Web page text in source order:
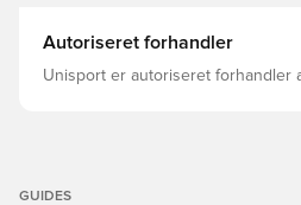
Autoriseret forhandler
Unisport er autoriseret forhandler
GUIDES